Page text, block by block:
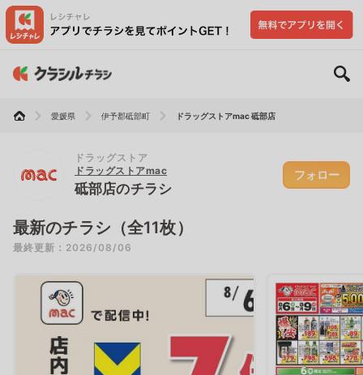
愛媛県 伊予郡砥部町 ドラッグストアmac 砥部店
ドラッグストア
ドラッグストアmac
砥部店のチラシ
フォロー
最新のチラシ（全11枚）
最終更新：2026/08/06